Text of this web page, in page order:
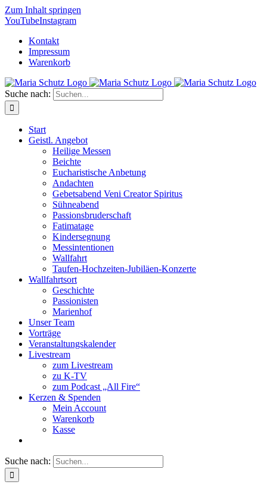
Zum Inhalt springen
YouTubeInstagram
Kontakt
Impressum
Warenkorb
Suche nach:
Start
Geistl. Angebot
Heilige Messen
Beichte
Eucharistische Anbetung
Andachten
Gebetsabend Veni Creator Spiritus
Sühneabend
Passionsbruderschaft
Fatimatage
Kindersegnung
Messintentionen
Wallfahrt
Taufen-Hochzeiten-Jubiläen-Konzerte
Wallfahrtsort
Geschichte
Passionisten
Marienhof
Unser Team
Vorträge
Veranstaltungskalender
Livestream
zum Livestream
zu K-TV
zum Podcast „All Fire“
Kerzen & Spenden
Mein Account
Warenkorb
Kasse
Suche nach: